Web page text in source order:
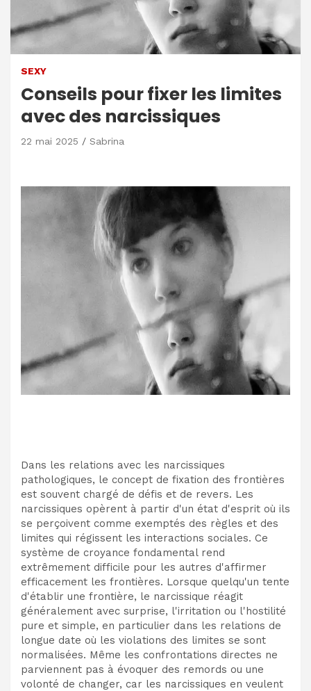
SEXY
Conseils pour fixer les limites
avec des narcissiques
22 mai 2025 Sabrina
Dans les relations avec les narcissiques
pathologiques, le concept de fixation des frontières
est souvent chargé de défis et de revers. Les
narcissiques opèrent à partir d'un état d'esprit où ils
se perçoivent comme exemptés des règles et des
limites qui régissent les interactions sociales. Ce
système de croyance fondamental rend
extrêmement difficile pour les autres d'affirmer
efficacement les frontières. Lorsque quelqu'un tente
d'établir une frontière, le narcissique réagit
généralement avec surprise, l'irritation ou l'hostilité
pure et simple, en particulier dans les relations de
longue date où les violations des limites se sont
normalisées. Même les confrontations directes ne
parviennent pas à évoquer des remords ou une
volonté de changer, car les narcissiques en veulent